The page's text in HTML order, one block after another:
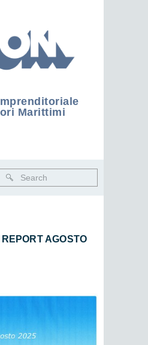
Marittimi
AGOSTO